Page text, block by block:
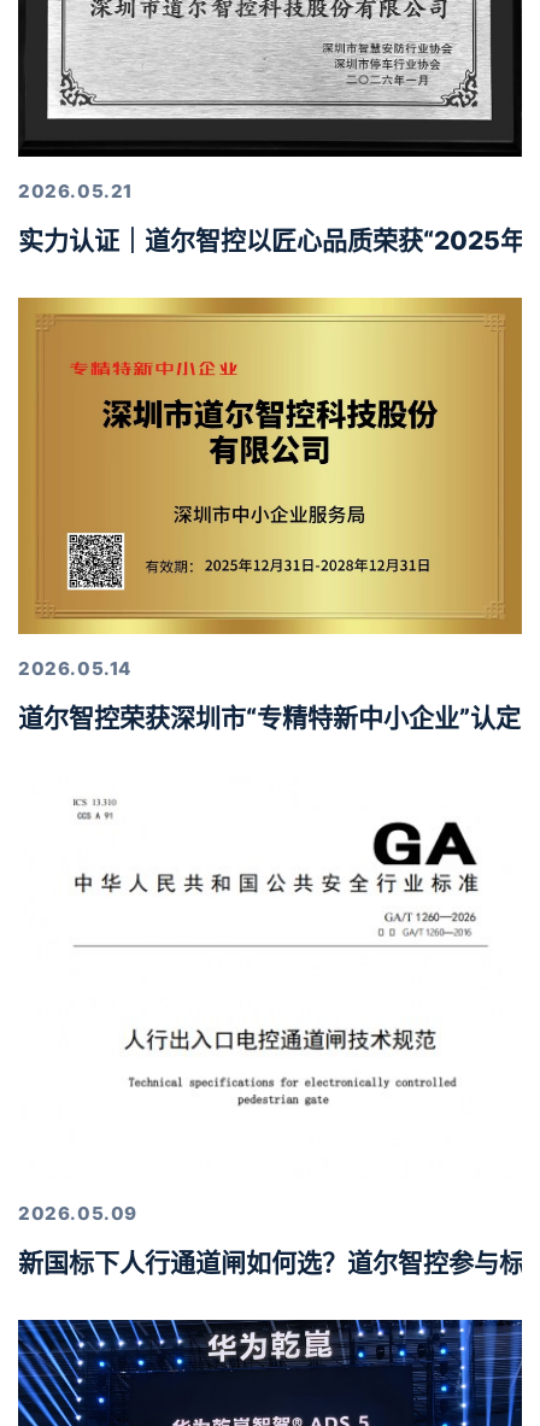
2026.05.21
实力认证｜道尔智控以匠心品质荣获“2025年
2026.05.14
道尔智控荣获深圳市“专精特新中小企业”认定
2026.05.09
新国标下人行通道闸如何选？道尔智控参与标